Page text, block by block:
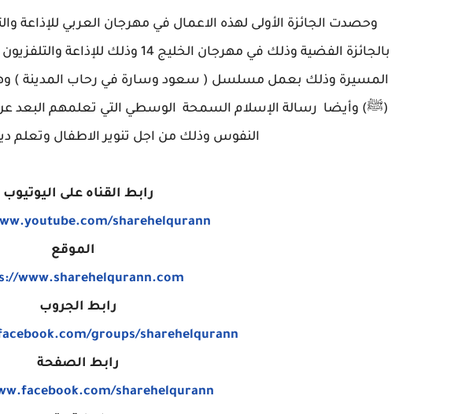
وحصدت الجائزة الأولى لهذه الاعمال في مهرجان العربي للإذاعة
المسيرة وذلك بعمل مسلسل ( سعود وسارة في رحاب المدينة )
(ﷺ) وأيضا رسالة الإسلام السمحة الوسطي التي تعلمهم البعد
النفوس وذلك من اجل تنوير الاطفال وتعلم
رابط القناه على اليوتيوب
الموقع
www.sharehelqurann.com
رابط الجروب
رابط الصفحة